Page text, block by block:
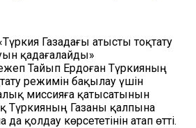
Газадағы атысты тоқтату
қадағалайды»
Тайып Ердоған Түркияның
режимін бақылау үшін
миссияға қатысатынын
Түркияның Газаны қалпына
қолдау көрсететінін атап өтті.